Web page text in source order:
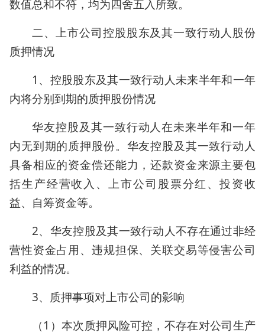
数值总和不符，均为四舍五入所致。
二、上市公司控股股东及其一致行动人股份
质押情况
1、控股股东及其一致行动人未来半年和一年
内将分别到期的质押股份情况
华友控股及其一致行动人在未来半年和一年
内无到期的质押股份。华友控股及其一致行动人
具备相应的资金偿还能力，还款资金来源主要包
括生产经营收入、上市公司股票分红、投资收
益、自筹资金等。
2、华友控股及其一致行动人不存在通过非经
营性资金占用、违规担保、关联交易等侵害公司
利益的情况。
3、质押事项对上市公司的影响
（1）本次质押风险可控，不存在对公司生产